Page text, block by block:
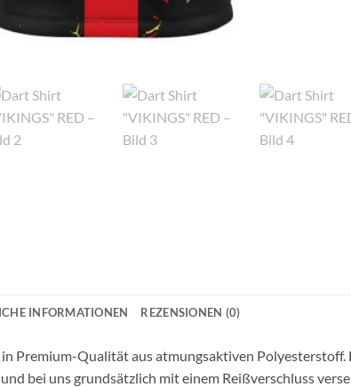
INFORMATIONEN REZENSIONEN (0)
Premium-Qualität aus atmungsaktiven
bei uns grundsätzlich mit einem Reißverschluss